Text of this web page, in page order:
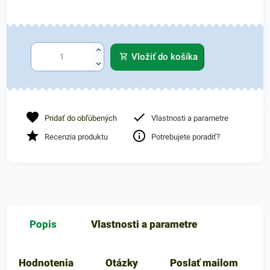
Vložiť do košíka
Pridať do obľúbených Vlastnosti a parametre
Recenzia produktu Potrebujete poradiť?
Popis Vlastnosti a parametre
Hodnotenia Otázky Poslať mailom